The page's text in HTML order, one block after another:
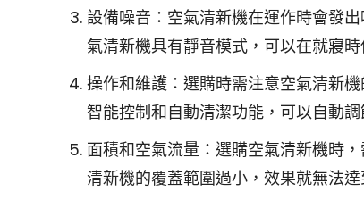
設備噪音：空氣清新機在運作時會發
氣清新機具有靜音模式，可以在就寢時
操作和維護：選購時需注意空氣清新
智能控制和自動清潔功能，可以自動
面積和空氣流量：選購空氣清新機時
清新機的覆蓋範圍過小，效果就無法達